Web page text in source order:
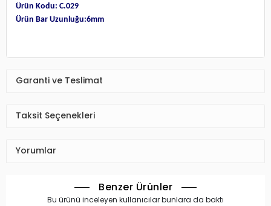
Ürün Kodu: C.029
Ürün Bar Uzunluğu:6mm
Garanti ve Teslimat
Taksit Seçenekleri
Yorumlar
Benzer Ürünler
Bu ürünü inceleyen kullanıcılar bunlara da baktı